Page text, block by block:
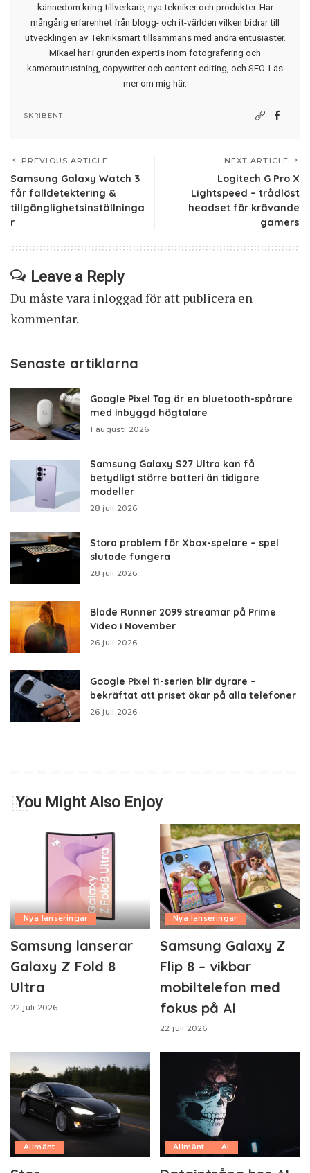
kännedom kring tillverkare, nya tekniker och produkter. Har
mångårig erfarenhet från blogg- och it-världen vilken bidrar till
utvecklingen av Tekniksmart tillsammans med andra entusiaster.
Mikael har i grunden expertis inom fotografering och
kamerautrustning, copywriter och content editing, och SEO. Läs
mer om mig här.
SKRIBENT
PREVIOUS ARTICLE
Samsung Galaxy Watch 3
får falldetektering &
tillgänglighetsinställninga
r
NEXT ARTICLE
Logitech G Pro X
Lightspeed – trådlöst
headset för krävande
gamers
Leave a Reply
Du måste vara inloggad för att publicera en
kommentar.
Senaste artiklarna
Google Pixel Tag är en bluetooth-spårare
med inbyggd högtalare
1 augusti 2026
Samsung Galaxy S27 Ultra kan få
betydligt större batteri än tidigare
modeller
28 juli 2026
Stora problem för Xbox-spelare – spel
slutade fungera
28 juli 2026
Blade Runner 2099 streamar på Prime
Video i November
26 juli 2026
Google Pixel 11-serien blir dyrare –
bekräftat att priset ökar på alla telefoner
26 juli 2026
You Might Also Enjoy
Nya lanseringar
Samsung lanserar
Galaxy Z Fold 8
Ultra
22 juli 2026
Nya lanseringar
Samsung Galaxy Z
Flip 8 – vikbar
mobiltelefon med
fokus på AI
22 juli 2026
Allmänt Allmänt AI